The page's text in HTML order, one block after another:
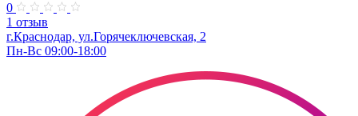
0
1 отзыв
г.Краснодар, ул.Горячеключевская, 2
Пн-Вс 09:00-18:00